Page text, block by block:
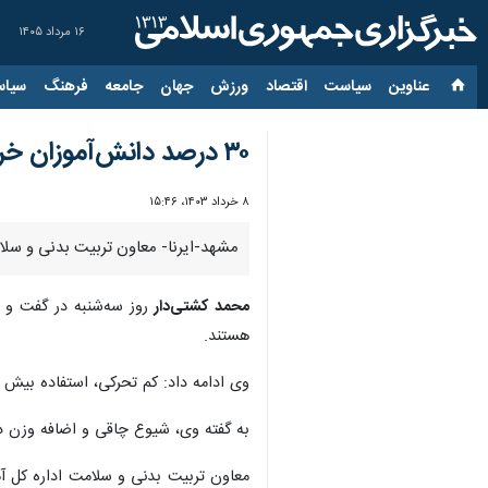
۱۶ مرداد ۱۴۰۵
عناوین‌ سیاست اقتصاد ورزش جهان جامعه فرهنگ
۳۰ درصد دانش‌آموزان خراسان رضوی اضافه وزن دارند
۸ خرداد ۱۴۰۳، ۱۵:۴۶